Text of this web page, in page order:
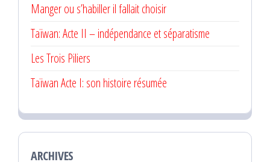
Manger ou s’habiller il fallait choisir
Taïwan: Acte II – indépendance et séparatisme
Les Trois Piliers
Taïwan Acte I: son histoire résumée
ARCHIVES